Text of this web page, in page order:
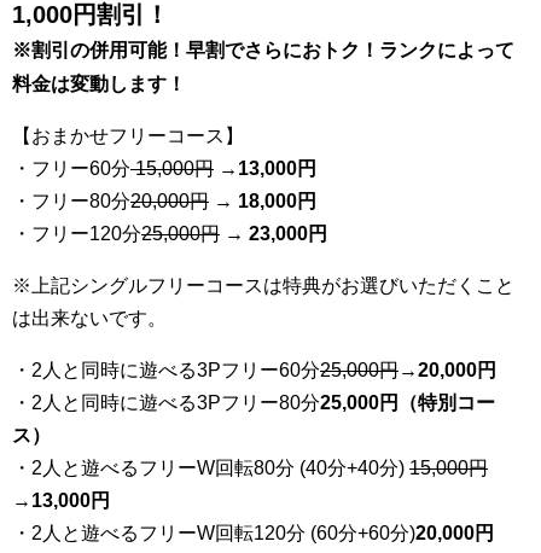
1,000円割引！
※割引の併用可能！早割でさらにおトク！ランクによって
料金は変動します！
【おまかせフリーコース】
・フリー60分15,000円 → 13,000円
・フリー80分20,000円 → 18,000円
・フリー120分25,000円 → 23,000円
※上記シングルフリーコースは特典がお選びいただくこと
は出来ないです。
・2人と同時に遊べる3Pフリー60分25,000円→20,000円
・2人と同時に遊べる3Pフリー80分25,000円（特別コー
ス）
・2人と遊べるフリーW回転80分 (40分+40分) 15,000円
→ 13,000円
・2人と遊べるフリーW回転120分 (60分+60分)20,000円